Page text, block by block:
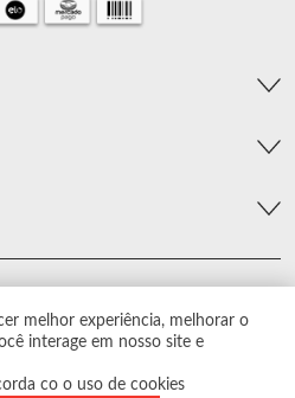
melhor experiência, melhorar o
interage em nosso site e
co o uso de cookies
os direitos reservados.
Preços e estoque sujeito a alterações sem
prévio.